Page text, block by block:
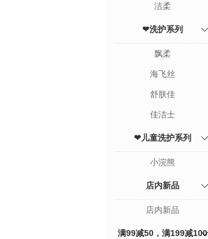
洁柔
❤洗护系列
飘柔
海飞丝
舒肤佳
佳洁士
❤儿童洗护系列
小浣熊
店内新品
店内新品
满99减50，满199减100